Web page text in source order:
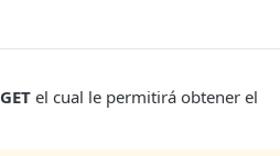
el cual le permitirá obtener el